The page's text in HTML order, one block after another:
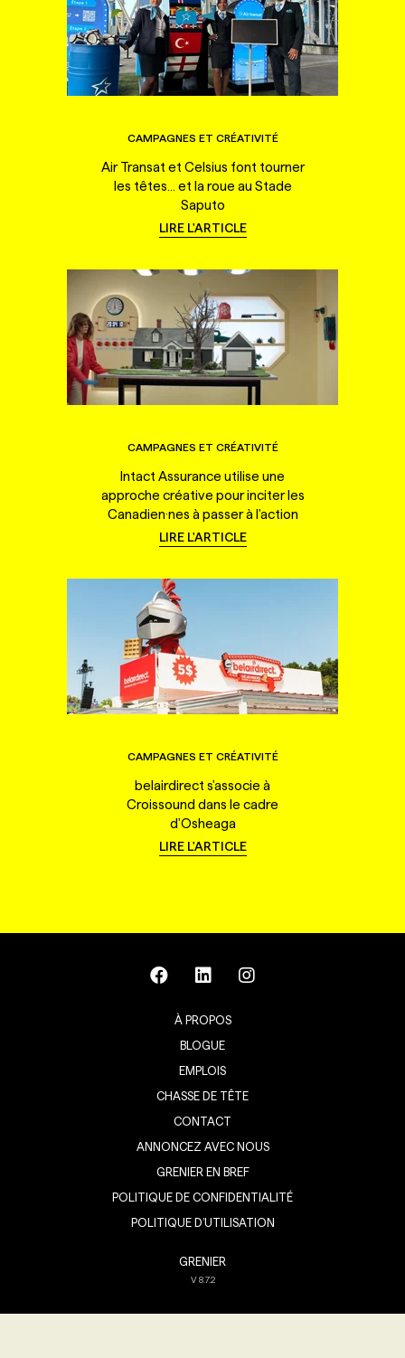
CAMPAGNES ET CRÉATIVITÉ
Air Transat et Celsius font tourner
les têtes... et la roue au Stade
Saputo
LIRE L'ARTICLE
CAMPAGNES ET CRÉATIVITÉ
Intact Assurance utilise une
approche créative pour inciter les
Canadien·nes à passer à l'action
LIRE L'ARTICLE
CAMPAGNES ET CRÉATIVITÉ
belairdirect s'associe à
Croissound dans le cadre
d'Osheaga
LIRE L'ARTICLE
À PROPOS
BLOGUE
EMPLOIS
CHASSE DE TÊTE
CONTACT
ANNONCEZ AVEC NOUS
GRENIER EN BREF
POLITIQUE DE CONFIDENTIALITÉ
POLITIQUE D’UTILISATION
GRENIER
V8.7.2